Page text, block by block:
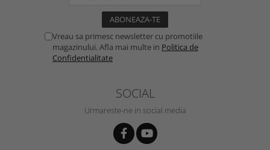
Vreau sa primesc newsletter cu promotiile
magazinului. Afla mai multe in Politica de
Confidentialitate
SOCIAL
Urmareste-ne in social media